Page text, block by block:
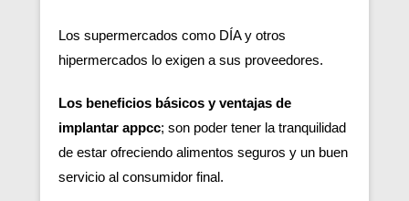
Los supermercados como DÍA y otros
hipermercados lo exigen a sus proveedores.
Los beneficios básicos y ventajas de
implantar appcc; son poder tener la tranquilidad
de estar ofreciendo alimentos seguros y un buen
servicio al consumidor final.